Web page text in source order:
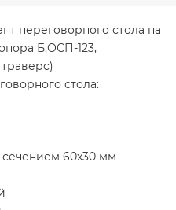
переговорного стола на
Б.ОСП-123,
стола:
60х30 мм